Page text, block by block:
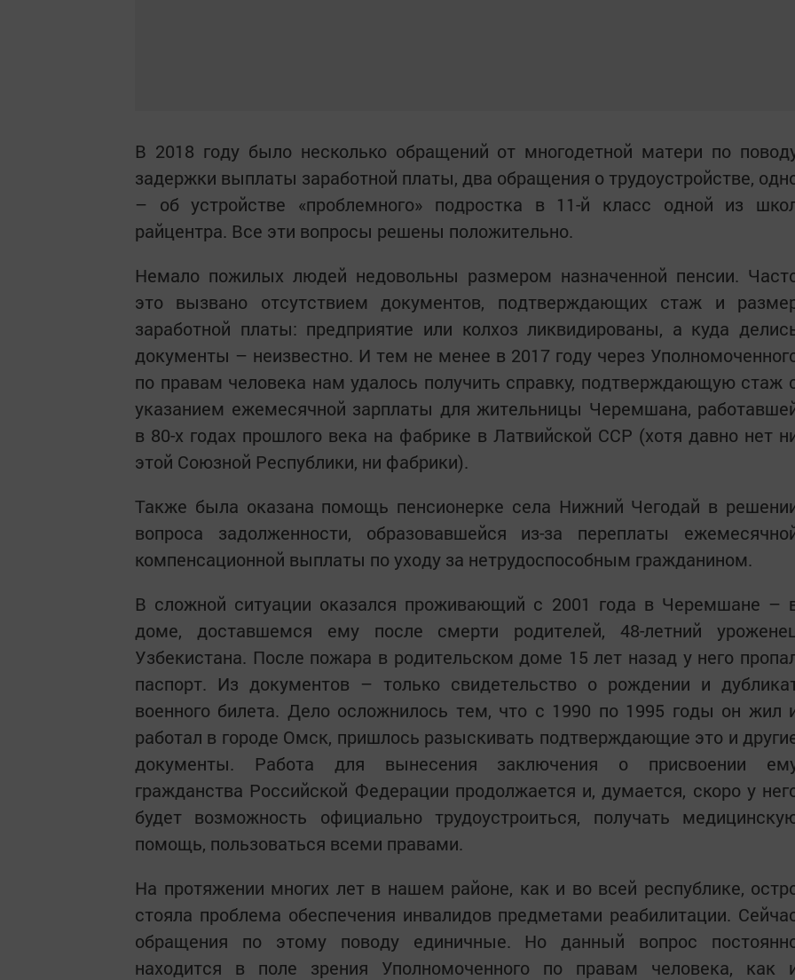
В 2018 году было несколько обращений от многодетной матери по
задержки выплаты заработной платы, два обращения о трудоустройстве,
– об устройстве «проблемного» подростка в 11-й класс одной из
райцентра. Все эти вопросы решены положительно.
Немало пожилых людей недовольны размером назначенной пенсии.
это вызвано отсутствием документов, подтверждающих стаж и
заработной платы: предприятие или колхоз ликвидированы, а куда
документы – неизвестно. И тем не менее в 2017 году через
по правам человека нам удалось получить справку, подтверждающую стаж
указанием ежемесячной зарплаты для жительницы Черемшана,
в 80-х годах прошлого века на фабрике в Латвийской ССР (хотя давно нет
этой Союзной Республики, ни фабрики).
Также была оказана помощь пенсионерке села Нижний Чегодай в
вопроса задолженности, образовавшейся из-за переплаты
компенсационной выплаты по уходу за нетрудоспособным гражданином.
В сложной ситуации оказался проживающий с 2001 года в Черемшане –
доме, доставшемся ему после смерти родителей, 48-летний
Узбекистана. После пожара в родительском доме 15 лет назад у него
паспорт. Из документов – только свидетельство о рождении и
военного билета. Дело осложнилось тем, что с 1990 по 1995 годы он жил
работал в городе Омск, пришлось разыскивать подтверждающие это и
документы. Работа для вынесения заключения о присвоении
гражданства Российской Федерации продолжается и, думается, скоро у
будет возможность официально трудоустроиться, получать
помощь, пользоваться всеми правами.
На протяжении многих лет в нашем районе, как и во всей республике,
стояла проблема обеспечения инвалидов предметами реабилитации.
обращения по этому поводу единичные. Но данный вопрос
находится в поле зрения Уполномоченного по правам человека, как